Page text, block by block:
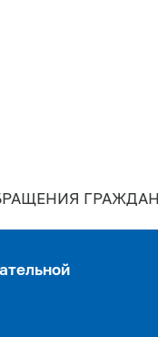
ГРАЖДАН